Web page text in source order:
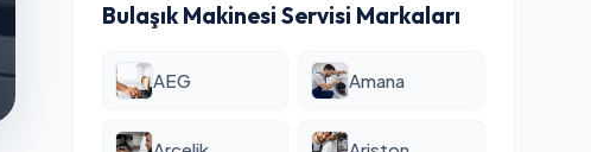
Bulaşık Makinesi Servisi Markaları
AEG Amana